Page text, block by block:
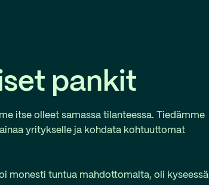
pankit
itse olleet samassa tilanteessa. Tiedämme
yritykselle ja kohdata kohtuuttomat
monesti tuntua mahdottomalta, oli kyseessä